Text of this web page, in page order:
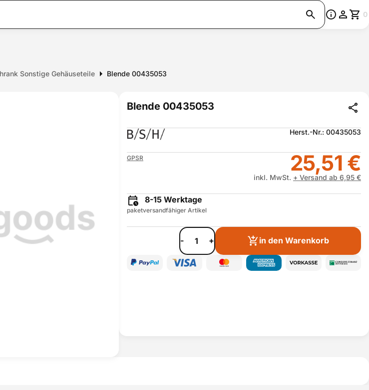
0
Sonstige Gehäuseteile Blende 00435053
Blende 00435053
Herst.-Nr.: 00435053
GPSR 25,51 €
inkl. MwSt. + Versand ab 6,95 €
8-15 Werktage
paketversandfähiger Artikel
- + in den Warenkorb